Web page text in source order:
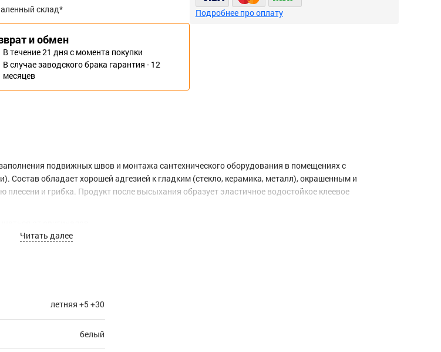
склад*
и обмен
В течение 21 дня с момента покупки
В случае заводского брака гарантия - 12
месяцев
Подробнее про оплату
подвижных швов и монтажа сантехнического оборудования в помещениях с
обладает хорошей адгезией к гладким (стекло, керамика, металл), окрашенным и
и грибка. Продукт после высыхания образует эластичное водостойкое клеевое
Читать далее
летняя +5 +30
белый